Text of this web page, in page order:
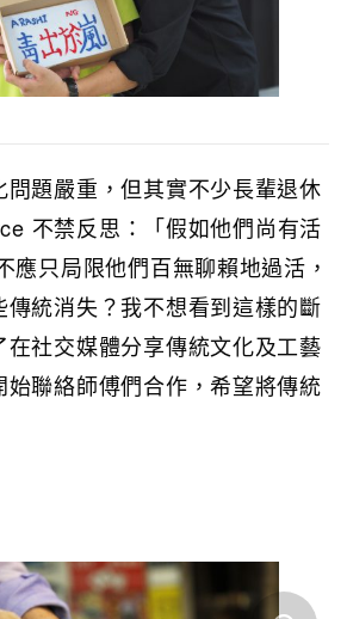
問題嚴重，但其實不少長輩退休
不禁反思：「假如他們尚有活
應只局限他們百無聊賴地過活，
統消失？我不想看到這樣的斷
在社交媒體分享傳統文化及工藝
始聯絡師傅們合作，希望將傳統